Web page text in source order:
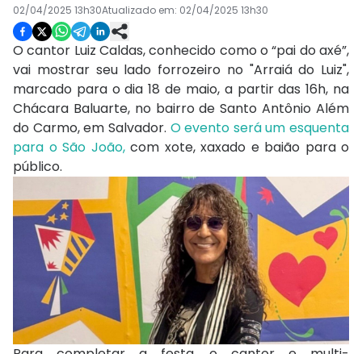
02/04/2025 13h30Atualizado em: 02/04/2025 13h30
O cantor Luiz Caldas, conhecido como o “pai do axé”,
vai mostrar seu lado forrozeiro no "Arraiá do Luiz",
marcado para o dia 18 de maio, a partir das 16h, na
Chácara Baluarte, no bairro de Santo Antônio Além
do Carmo, em Salvador. O evento será um esquenta
para o São João,com xote, xaxado e baião para o
público.